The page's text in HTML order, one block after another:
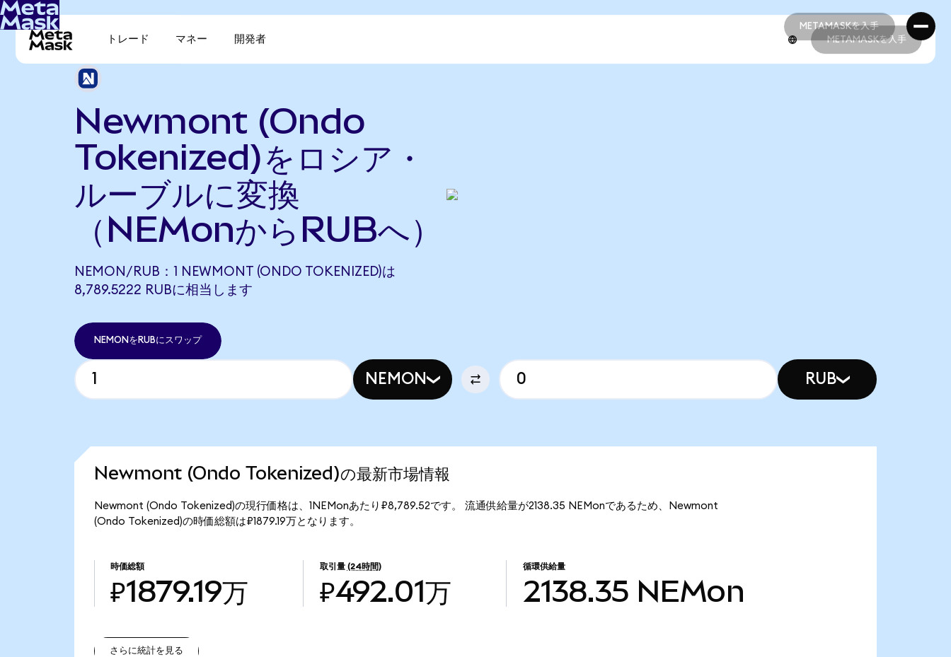
METAMASKを入手
METAMASKを入手
トレード マネー 開発者 METAMASKを入手
Newmont (Ondo
Tokenized)をロシア・
ルーブルに変換
（NEMonからRUBへ）
NEMON/RUB：1 NEWMONT (ONDO TOKENIZED)は
8,789.5222 RUBに相当します
NEMONをRUBにスワップ
NEMON RUB
Newmont (Ondo Tokenized)の最新市場情報
Newmont (Ondo Tokenized)の現行価格は、1NEMonあたり₽8,789.52です。 流通供給量が2138.35 NEMonであるため、Newmont
(Ondo Tokenized)の時価総額は₽1879.19万となります。
時価総額
₽1879.19万
取引量 (24時間)
₽492.01万
循環供給量
2138.35 NEMon
さらに統計を見る